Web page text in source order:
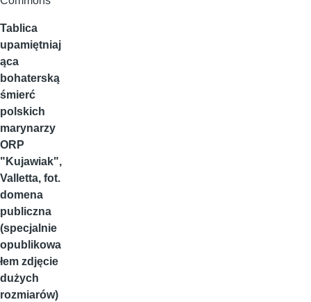
Tablica
upamiętniaj
ąca
bohaterską
śmierć
polskich
marynarzy
ORP
"Kujawiak",
Valletta, fot.
domena
publiczna
(specjalnie
opublikowa
łem zdjęcie
dużych
rozmiarów)